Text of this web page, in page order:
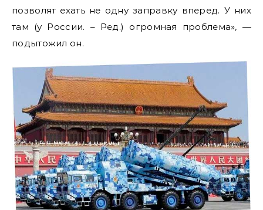
позволят ехать не одну заправку вперед. У них
там (у России. – Ред.) огромная проблема», —
подытожил он.